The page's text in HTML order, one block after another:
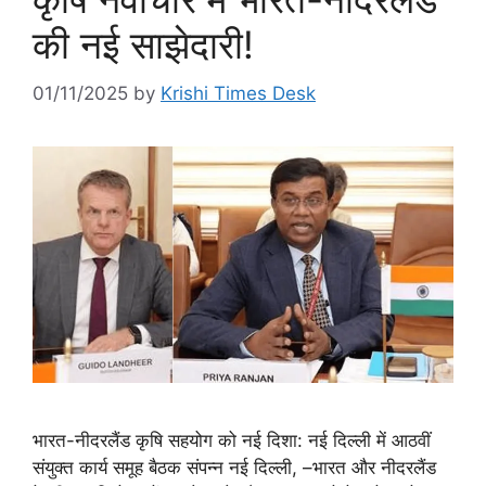
की नई साझेदारी!
01/11/2025 by Krishi Times Desk
भारत-नीदरलैंड कृषि सहयोग को नई दिशा: नई दिल्ली में आठवीं
संयुक्त कार्य समूह बैठक संपन्न नई दिल्ली, –भारत और नीदरलैंड